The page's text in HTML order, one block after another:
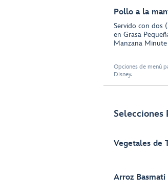
Pollo a la
Servido con dos
en Grasa
Manzana
Opciones de menú
Disney.
Selecciones
Vegetales de
Arroz Basmati